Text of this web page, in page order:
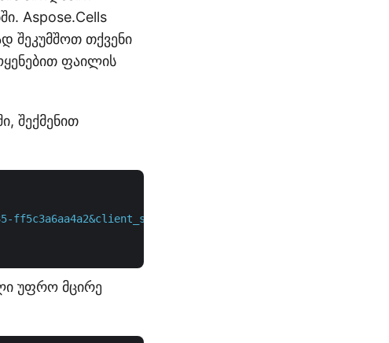
Aspose.Cells
შეკუმშოთ თქვენი
ფაილის
შექმენით
უფრო მცირე